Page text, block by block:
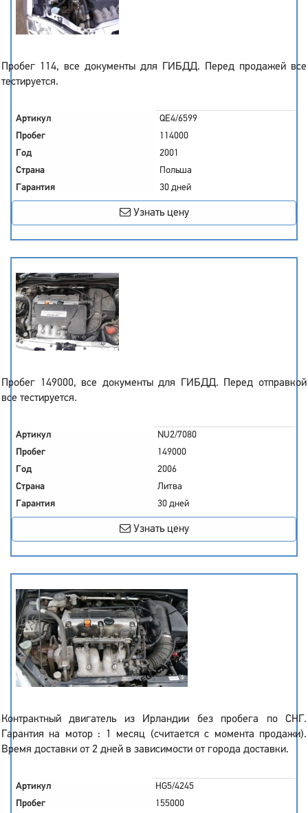
Пробег 114, все документы для ГИБДД. Перед продажей все
тестируется.
Артикул
QE4/6599
Пробег
114000
Год
2001
Страна
Польша
Гарантия
30 дней
Узнать цену
Пробег 149000, все документы для ГИБДД. Перед отправкой
все тестируется.
Артикул
NU2/7080
Пробег
149000
Год
2006
Страна
Литва
Гарантия
30 дней
Узнать цену
Контрактный двигатель из Ирландии без пробега по СНГ.
Гарантия на мотор : 1 месяц (считается с момента продажи).
Время доставки от 2 дней в зависимости от города доставки.
Артикул
HG5/4245
Пробег
155000